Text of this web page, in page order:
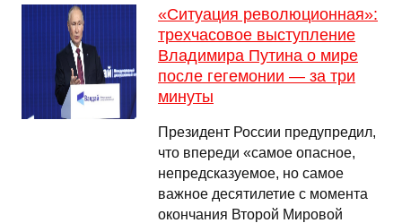
«Ситуация революционная»:
трехчасовое выступление
Владимира Путина о мире
после гегемонии — за три
минуты
Президент России предупредил,
что впереди «самое опасное,
непредсказуемое, но самое
важное десятилетие с момента
окончания Второй Мировой